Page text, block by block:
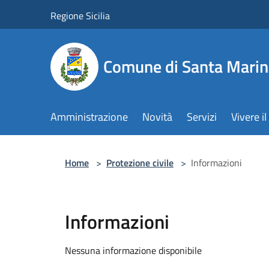
Regione Sicilia
Comune di Santa
Amministrazione Novità Servizi Vivere
Home > Protezione civile > Informazioni
Informazioni
Nessuna informazione disponibile